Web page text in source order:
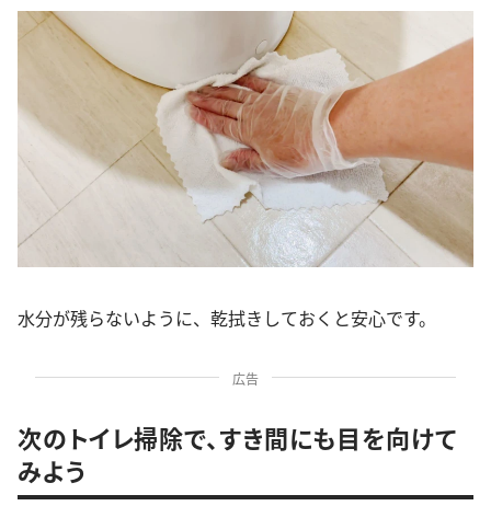
水分が残らないように、乾拭きしておくと安心です。
広告
次のトイレ掃除で、すき間にも目を向けて
みよう